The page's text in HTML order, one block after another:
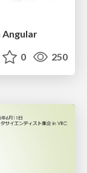
Angular
0 250